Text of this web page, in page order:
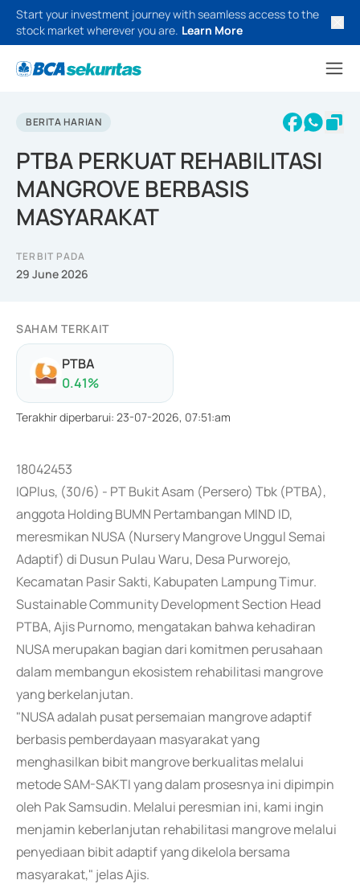
Start your investment journey with seamless access to the
stock market wherever you are. Learn More
BERITA HARIAN
PTBA PERKUAT REHABILITASI
MANGROVE BERBASIS
MASYARAKAT
TERBIT PADA
29 June 2026
SAHAM TERKAIT
PTBA
0.41%
Terakhir diperbarui: 23-07-2026, 07:51:am
18042453
IQPlus, (30/6) - PT Bukit Asam (Persero) Tbk (PTBA),
anggota Holding BUMN Pertambangan MIND ID,
meresmikan NUSA (Nursery Mangrove Unggul Semai
Adaptif) di Dusun Pulau Waru, Desa Purworejo,
Kecamatan Pasir Sakti, Kabupaten Lampung Timur.
Sustainable Community Development Section Head
PTBA, Ajis Purnomo, mengatakan bahwa kehadiran
NUSA merupakan bagian dari komitmen perusahaan
dalam membangun ekosistem rehabilitasi mangrove
yang berkelanjutan.
"NUSA adalah pusat persemaian mangrove adaptif
berbasis pemberdayaan masyarakat yang
menghasilkan bibit mangrove berkualitas melalui
metode SAM-SAKTI yang dalam prosesnya ini dipimpin
oleh Pak Samsudin. Melalui peresmian ini, kami ingin
menjamin keberlanjutan rehabilitasi mangrove melalui
penyediaan bibit adaptif yang dikelola bersama
masyarakat," jelas Ajis.